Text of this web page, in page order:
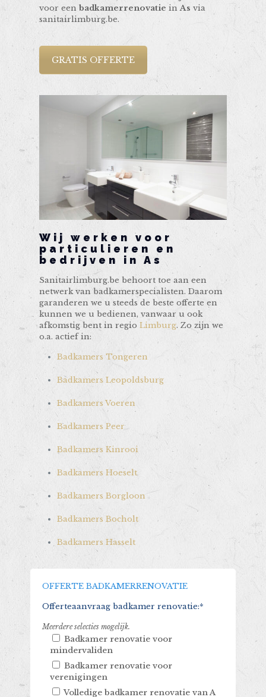
voor eenbadkamerrenovatie inAs via
sanitairlimburg.be.
GRATIS OFFERTE
Wij werken voor
particulieren en
bedrijven in As
Sanitairlimburg.be behoort toe aan een
netwerk van badkamerspecialisten. Daarom
garanderen we u steeds de beste offerte en
kunnen we u bedienen, vanwaar u ook
afkomstig bent in regioLimburg. Zo zijn we
o.a. actief in:
Badkamers Tongeren
Badkamers Leopoldsburg
Badkamers Voeren
Badkamers Peer
Badkamers Kinrooi
Badkamers Hoeselt
Badkamers Borgloon
Badkamers Bocholt
Badkamers Hasselt
OFFERTE BADKAMERRENOVATIE
Offerteaanvraag badkamer renovatie:*
Meerdere selecties mogelijk.
Badkamer renovatie voor
mindervaliden
Badkamer renovatie voor
verenigingen
Volledige badkamer renovatie van A